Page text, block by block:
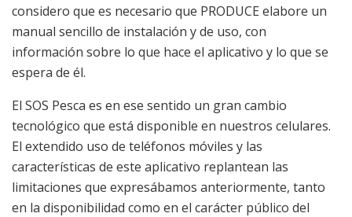
considero que es necesario que PRODUCE elabore un
manual sencillo de instalación y de uso, con
información sobre lo que hace el aplicativo y lo que se
espera de él.
El SOS Pesca es en ese sentido un gran cambio
tecnológico que está disponible en nuestros celulares.
El extendido uso de teléfonos móviles y las
características de este aplicativo replantean las
limitaciones que expresábamos anteriormente, tanto
en la disponibilidad como en el carácter público del